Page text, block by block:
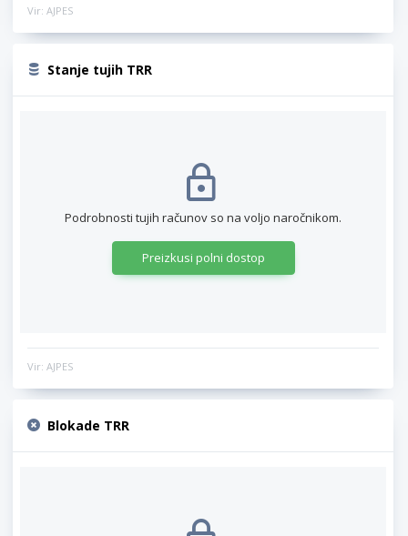
Vir: AJPES
Stanje tujih TRR
Podrobnosti tujih računov so na voljo naročnikom.
Preizkusi polni dostop
Vir: AJPES
Blokade TRR